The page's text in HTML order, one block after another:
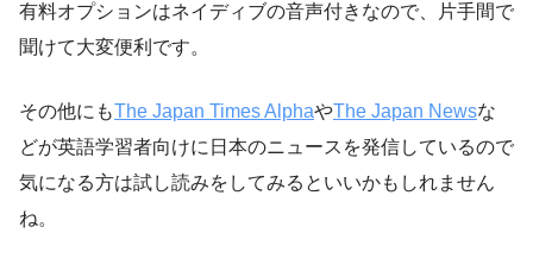
有料オプションはネイディブの音声付きなので、片手間で
聞けて大変便利です。
その他にもThe Japan Times AlphaやThe Japan Newsな
どが英語学習者向けに日本のニュースを発信しているので
気になる方は試し読みをしてみるといいかもしれません
ね。